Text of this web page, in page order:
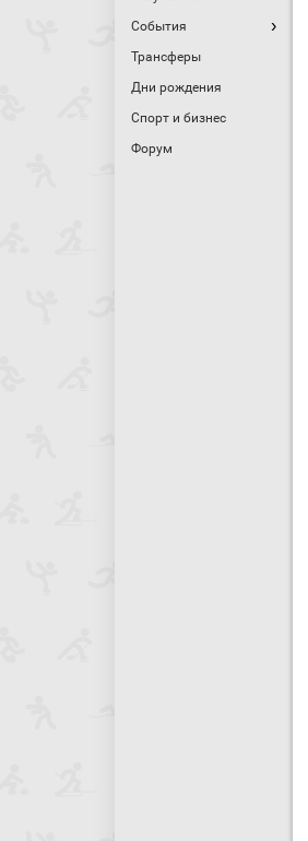
События
Трансферы
Дни рождения
Спорт и бизнес
Форум